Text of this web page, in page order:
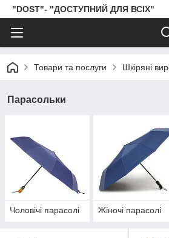
"DOST"- "ДОСТУПНИЙ ДЛЯ ВСІХ"
Товари та послуги Шкіряні
Парасольки
Чоловічі парасолі Жіночі парасолі